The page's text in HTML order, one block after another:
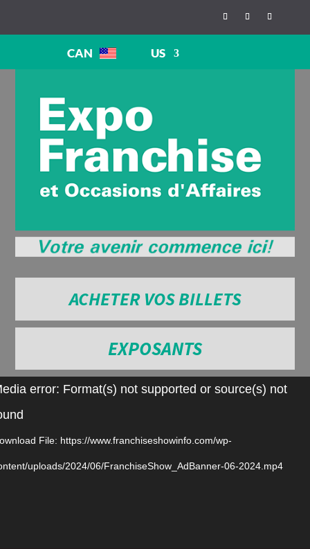
CAN US
ACHETER VOS BILLETS
EXPOSANTS
Video
Player
error: Format(s) not supported or source(s) not
File: https://www.franchiseshowinfo.com/wp-
uploads/2024/06/FranchiseShow_AdBanner-06-2024.mp4